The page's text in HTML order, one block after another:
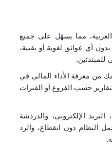
مما يسهّل على جميع
أي عوائق لغوية أو تقنية،
للمبتدئين.
من معرفة الأداء المالي في
حسب الفروع أو الفترات
الإلكتروني، والدردشة
النظام دون انقطاع، والرد